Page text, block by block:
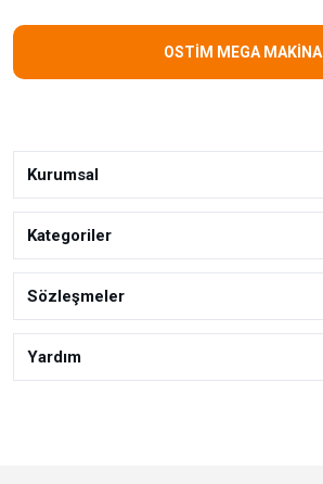
OSTİM MEGA MAKİNA
Kurumsal
Kategoriler
Sözleşmeler
Yardım